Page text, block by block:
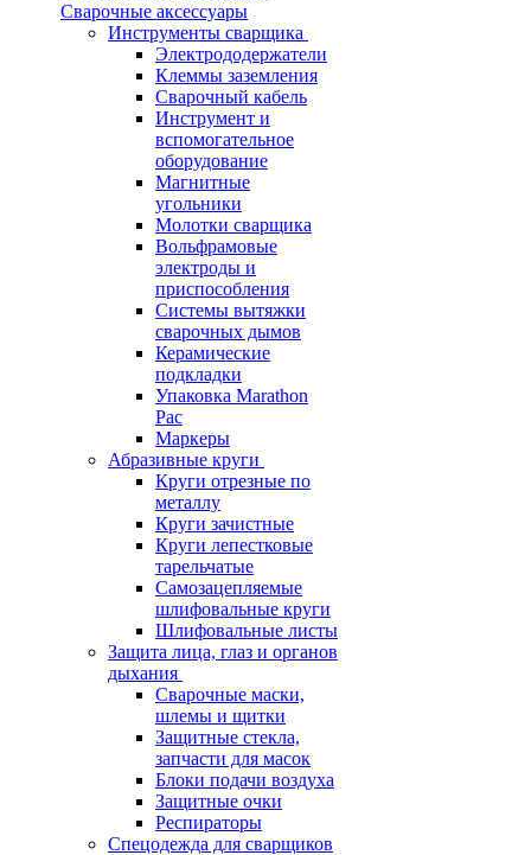
Сварочные аксессуары
Инструменты сварщика
Электрододержатели
Клеммы заземления
Сварочный кабель
Инструмент и
вспомогательное
оборудование
Магнитные
угольники
Молотки сварщика
Вольфрамовые
электроды и
приспособления
Системы вытяжки
сварочных дымов
Керамические
подкладки
Упаковка Marathon
Pac
Маркеры
Абразивные круги
Круги отрезные по
металлу
Круги зачистные
Круги лепестковые
тарельчатые
Самозацепляемые
шлифовальные круги
Шлифовальные листы
Защита лица, глаз и органов
дыхания
Сварочные маски,
шлемы и щитки
Защитные стекла,
запчасти для масок
Блоки подачи воздуха
Защитные очки
Респираторы
Спецодежда для сварщиков